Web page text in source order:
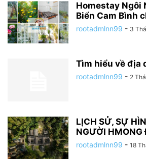
Homestay Ngôi
Biển Cam Bình
rootadmlnn99 - 3
Tìm hiểu về địa
rootadmlnn99 - 2
LỊCH SỬ, SỰ
NGƯỜI HMONG
rootadmlnn99 - 18